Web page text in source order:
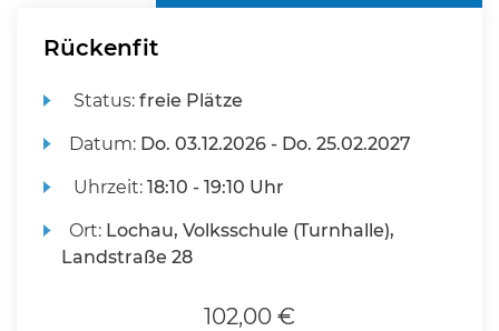
Rückenfit
Status:freie Plätze
Datum: Do. 03.12.2026 - Do. 25.02.2027
Uhrzeit:18:10 - 19:10 Uhr
Ort: Lochau, Volksschule (Turnhalle),
Landstraße 28
102,00 €